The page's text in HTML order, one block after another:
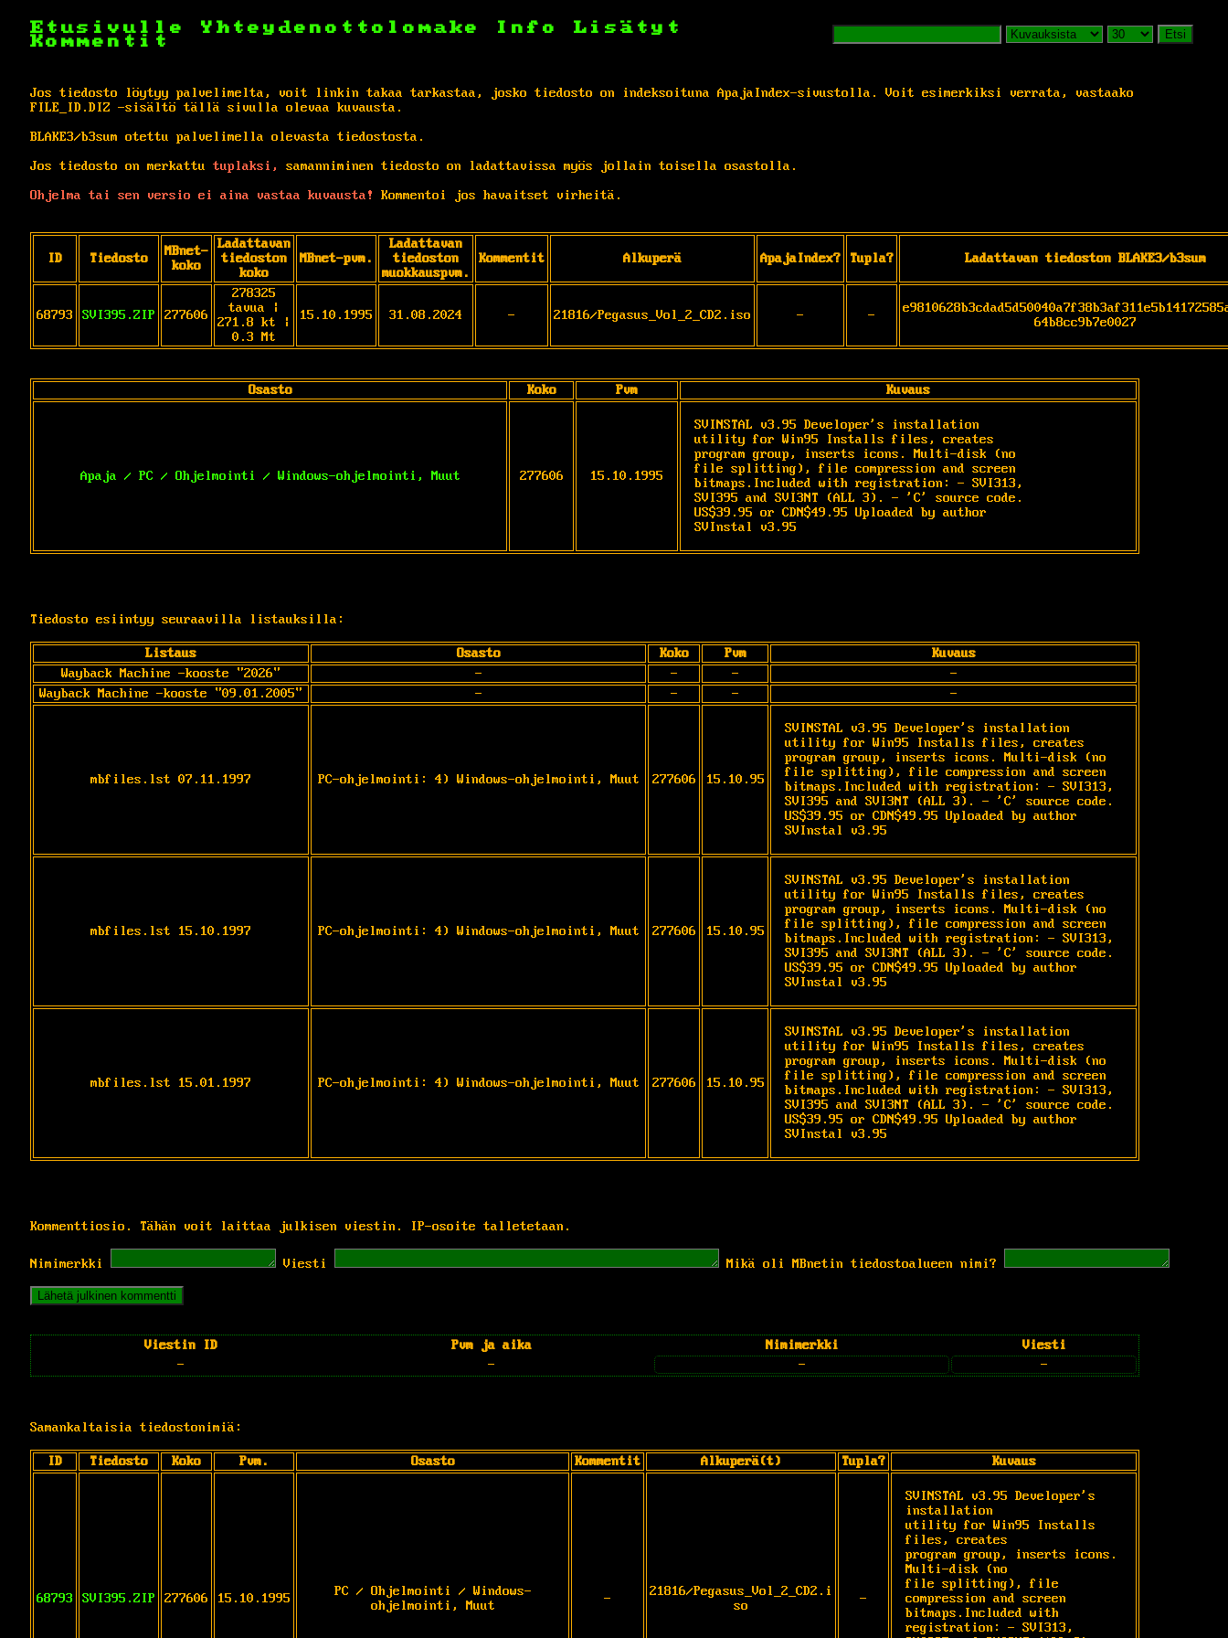
Etusivulle Yhteydenottolomake Info
Lisätyt
Kommentit
Etsi
Jos tiedosto löytyy palvelimelta, voit linkin takaa tarkastaa, josko tiedosto on indeksoituna ApajaIndex-sivustolla. Voit esimerkiksi verrata, vastaako
FILE_ID.DIZ -sisältö tällä sivulla olevaa kuvausta.
BLAKE3/b3sum otettu palvelimella olevasta tiedostosta.
Jos tiedosto on merkattu tuplaksi,
samanniminen tiedosto on ladattavissa myös jollain toisella osastolla.
Ohjelma tai sen versio ei aina vastaa kuvausta!
Kommentoi jos havaitset virheitä.
ID Tiedosto
MBnet-
koko
Ladattavan
tiedoston
koko
MBnet-pvm.
Ladattavan
tiedoston
muokkauspvm.
Kommentit Alkuperä ApajaIndex? Tupla? Ladattavan tiedoston BLAKE3/b3sum
68793 SVI395.ZIP 277606
278325
tavua |
271.8 kt |
0.3 Mt
15.10.1995 31.08.2024 - 21816/Pegasus_Vol_2_CD2.iso - -
64b8cc9b7e0027
Osasto Koko Pvm Kuvaus
Apaja / PC / Ohjelmointi / Windows-ohjelmointi, Muut 277606 15.10.1995
SVINSTAL v3.95 Developer's installation
utility for Win95 Installs files, creates
program group, inserts icons. Multi-disk (no
file splitting), file compression and screen
bitmaps.Included with registration: - SVI313,
SVI395 and SVI3NT (ALL 3). - 'C' source code.
US$39.95 or CDN$49.95 Uploaded by author
SVInstal v3.95
Tiedosto esiintyy seuraavilla listauksilla:
Listaus Osasto Koko Pvm
Kuvaus
Wayback Machine -kooste "2026"
- - -
-
Wayback Machine -kooste "09.01.2005"
- - - -
mbfiles.lst 07.11.1997 PC-ohjelmointi: 4) Windows-ohjelmointi, Muut 277606 15.10.95
SVINSTAL v3.95 Developer's installation
utility for Win95 Installs files, creates
program group, inserts icons. Multi-disk (no
file splitting), file compression and screen
bitmaps.Included with registration: - SVI313,
SVI395 and SVI3NT (ALL 3). - 'C' source code.
US$39.95 or CDN$49.95 Uploaded by author
SVInstal v3.95
mbfiles.lst 15.10.1997 PC-ohjelmointi: 4) Windows-ohjelmointi, Muut 277606 15.10.95
SVINSTAL v3.95 Developer's installation
utility for Win95 Installs files, creates
program group, inserts icons. Multi-disk (no
file splitting), file compression and screen
bitmaps.Included with registration: - SVI313,
SVI395 and SVI3NT (ALL 3). - 'C' source code.
US$39.95 or CDN$49.95 Uploaded by author
SVInstal v3.95
mbfiles.lst 15.01.1997 PC-ohjelmointi: 4) Windows-ohjelmointi, Muut 277606 15.10.95
SVINSTAL v3.95 Developer's installation
utility for Win95 Installs files, creates
program group, inserts icons. Multi-disk (no
file splitting), file compression and screen
bitmaps.Included with registration: - SVI313,
SVI395 and SVI3NT (ALL 3). - 'C' source code.
US$39.95 or CDN$49.95 Uploaded by author
SVInstal v3.95
Kommenttiosio. Tähän voit laittaa julkisen viestin. IP-osoite talletetaan.
Nimimerkki Viesti Mikä oli MBnetin tiedostoalueen nimi?
Viestin ID Pvm ja aika Nimimerkki
Viesti
-
- - -
Samankaltaisia tiedostonimiä:
ID Tiedosto Koko Pvm. Osasto Kommentit Alkuperä(t) Tupla? Kuvaus
68793 SVI395.ZIP 277606 15.10.1995
PC / Ohjelmointi / Windows-
ohjelmointi, Muut
-
21816/Pegasus_Vol_2_CD2.i
so
-
SVINSTAL v3.95 Developer's
installation
utility for Win95 Installs
files, creates
program group, inserts icons.
Multi-disk (no
file splitting), file
compression and screen
bitmaps.Included with
registration: - SVI313,